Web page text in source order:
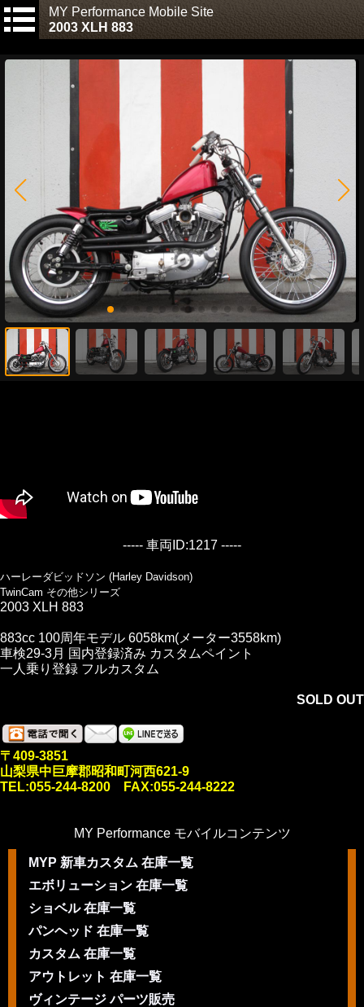
MY Performance Mobile Site
2003 XLH 883
----- 車両ID:1217 -----
ハーレーダビッドソン (Harley Davidson)
TwinCam その他シリーズ
2003 XLH 883
883cc 100周年モデル 6058km(メーター3558km)
車検29-3月 国内登録済み カスタムペイント
一人乗り登録 フルカスタム
SOLD OUT
〒409-3851
山梨県中巨摩郡昭和町河西621-9
TEL:055-244-8200 FAX:055-244-8222
MY Performance モバイルコンテンツ
MYP 新車カスタム 在庫一覧
エボリューション 在庫一覧
ショベル 在庫一覧
パンヘッド 在庫一覧
カスタム 在庫一覧
アウトレット 在庫一覧
ヴィンテージ パーツ販売